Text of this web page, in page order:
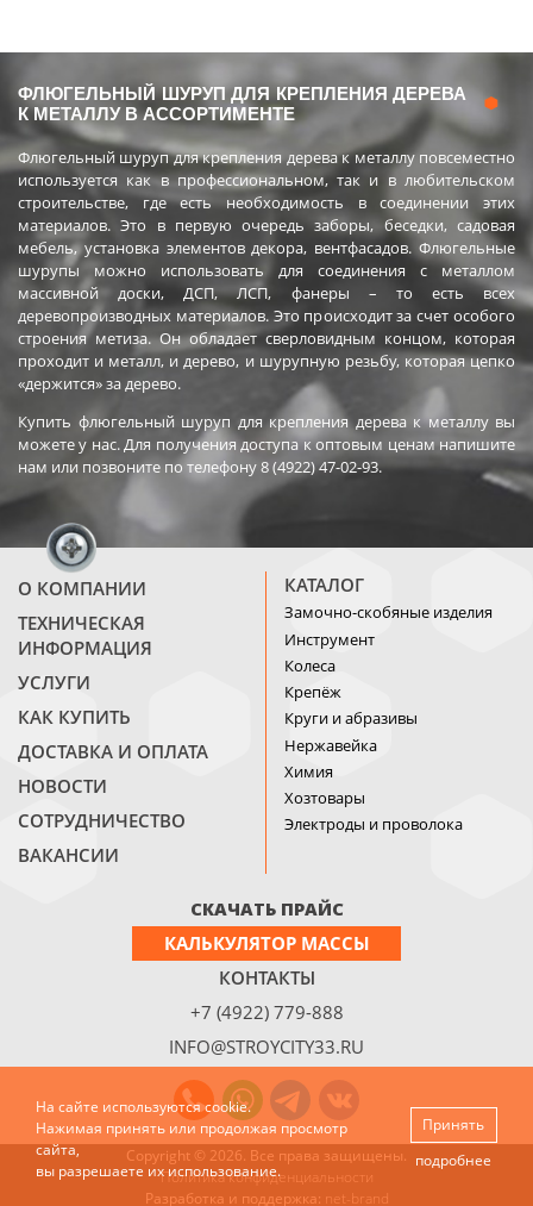
ФЛЮГЕЛЬНЫЙ ШУРУП ДЛЯ КРЕПЛЕНИЯ ДЕРЕВА
К МЕТАЛЛУ В АССОРТИМЕНТЕ
Флюгельный шуруп для крепления дерева к металлу повсеместно
используется как в профессиональном, так и в любительском
строительстве, где есть необходимость в соединении этих
материалов. Это в первую очередь заборы, беседки, садовая
мебель, установка элементов декора, вентфасадов. Флюгельные
шурупы можно использовать для соединения с металлом
массивной доски, ДСП, ЛСП, фанеры – то есть всех
деревопроизводных материалов. Это происходит за счет особого
строения метиза. Он обладает сверловидным концом, которая
проходит и металл, и дерево, и шурупную резьбу, которая цепко
«держится» за дерево.
Купить флюгельный шуруп для крепления дерева к металлу вы
можете у нас. Для получения доступа к оптовым ценам напишите
нам или позвоните по телефону 8 (4922) 47-02-93.
О КОМПАНИИ
ТЕХНИЧЕСКАЯ
ИНФОРМАЦИЯ
УСЛУГИ
КАК КУПИТЬ
ДОСТАВКА И ОПЛАТА
НОВОСТИ
СОТРУДНИЧЕСТВО
ВАКАНСИИ
КАТАЛОГ
Замочно-скобяные изделия
Инструмент
Колеса
Крепёж
Круги и абразивы
Нержавейка
Химия
Хозтовары
Электроды и проволока
СКАЧАТЬ ПРАЙС
КАЛЬКУЛЯТОР МАССЫ
КОНТАКТЫ
+7 (4922) 779-888
INFO@STROYCITY33.RU
Copyright © 2026. Все права защищены.
Политика конфиденциальности
Разработка и поддержка: net- b ran d
На сайте используются cookie.
Нажимая принять или продолжая просмотр
сайта,
вы разрешаете их использование.
Принять
подробнее